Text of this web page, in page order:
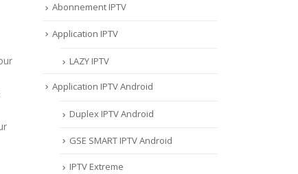
Abonnement IPTV
Application IPTV
LAZY IPTV
Application IPTV Android
Duplex IPTV Android
GSE SMART IPTV Android
IPTV Extreme